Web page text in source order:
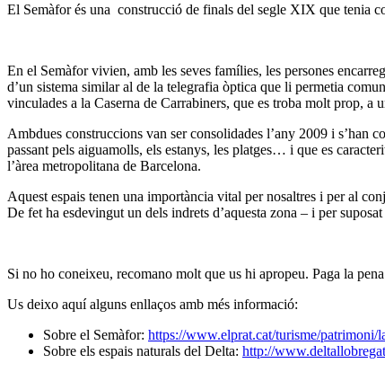
El Semàfor és una construcció de finals del segle XIX que tenia
En el Semàfor vivien, amb les seves famílies, les persones
d’un sistema similar al de la telegrafia òptica que li permetia
vinculades a la Caserna de Carrabiners, que es troba molt prop, a
Ambdues construccions van ser consolidades l’any 2009 i s’han
passant pels aiguamolls, els estanys, les platges… i que es
l’àrea metropolitana de Barcelona.
Aquest espais tenen una importància vital per nosaltres i per al
De fet ha esdevingut un dels indrets d’aquesta zona – i per
Si no ho coneixeu, recomano molt que us hi apropeu. Paga la
Us deixo aquí alguns enllaços amb més informació:
Sobre el Semàfor: https://www.elprat.cat/turisme/patrimoni/
Sobre els espais naturals del Delta: http://